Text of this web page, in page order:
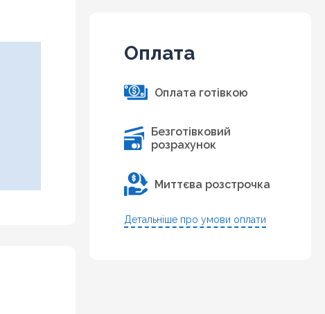
Оплата
Оплата готівкою
Безготівковий
розрахунок
Миттєва розстрочка
Детальніше про умови оплати